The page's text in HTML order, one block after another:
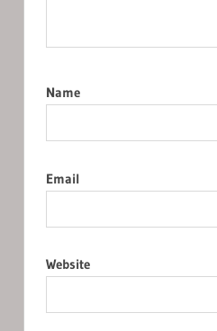
Name
Email
Website